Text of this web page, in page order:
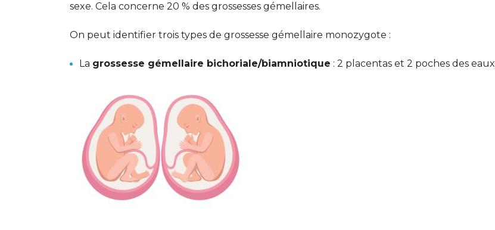
GESONDHEETZENTRUM FONDATION HÔPITAUX ROBERT SCHUMAN
sexe. Cela concerne 20 % des grossesses gémellaires.
On peut identifier trois types de grossesse gémellaire monozygote :
La grossesse gémellaire bichoriale/biamniotique : 2 placentas et 2 poches des eaux